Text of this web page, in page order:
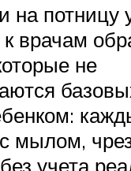
на
к врачам
не
мылом,
учета